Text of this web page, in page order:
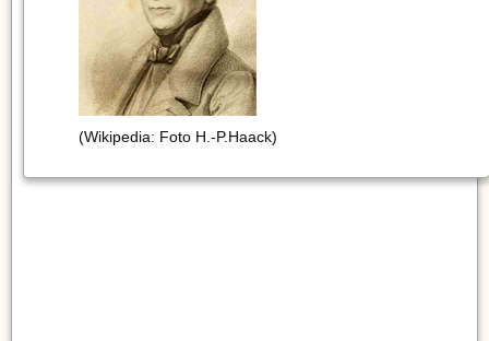
(Wikipedia: Foto H.-P.Haack)